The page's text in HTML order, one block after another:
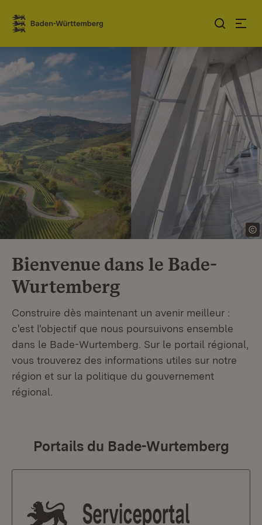
Sauter au contenu
Link zur Startseite
Bienvenue dans le Bade-
Wurtemberg
Construire dès maintenant un avenir meilleur :
c'est l'objectif que nous poursuivons ensemble
dans le Bade-Wurtemberg. Sur le portail régional,
vous trouverez des informations utiles sur notre
région et sur la politique du gouvernement
régional.
Portails du Bade-Wurtemberg